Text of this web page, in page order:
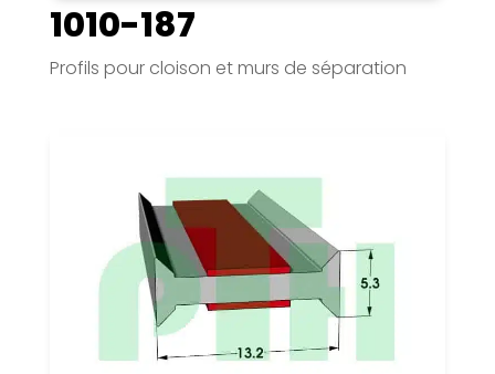
1010-187
Profils pour cloison et murs de séparation